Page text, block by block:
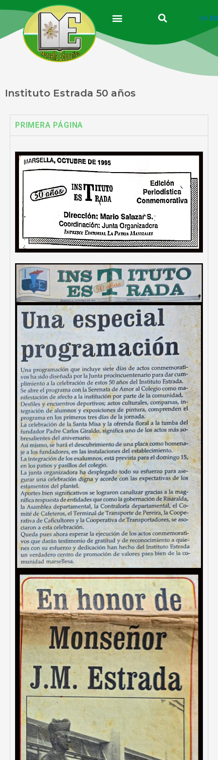
contenido
EN ES
Instituto Estrada 50 años
PRIMERA PÁGINA